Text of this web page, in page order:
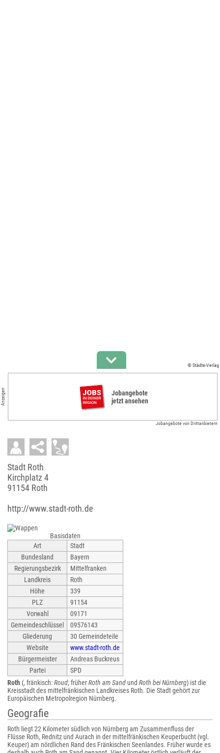
© Städte-Verlag
Anzeigen
Jobangebote
jetzt ansehen
Jobangebote von Drittanbietern
Stadt Roth
Kirchplatz 4
91154 Roth
http://www.stadt-roth.de
Basisdaten
Art
Stadt
Bundesland
Bayern
Regierungsbezirk
Mittelfranken
Landkreis
Roth
Höhe
339
PLZ
91154
Vorwahl
09171
Gemeindeschlüssel
09576143
Gliederung
30 Gemeindeteile
Website
www.stadt-roth.de
Bürgermeister
Andreas Buckreus
Partei
SPD
Roth (, fränkisch:Roud; früherRoth am Sand und Roth bei Nürnberg) ist die
Kreisstadt des mittelfränkischen Landkreises Roth. Die Stadt gehört zur
Europäischen Metropolregion Nürnberg.
Geografie
Roth liegt 22 Kilometer südlich von Nürnberg am Zusammenfluss der
Flüsse Roth, Rednitz und Aurach in der mittelfränkischen Keuperbucht (vgl.
Keuper) am nördlichen Rand des Fränkischen Seenlandes. Früher wurde es